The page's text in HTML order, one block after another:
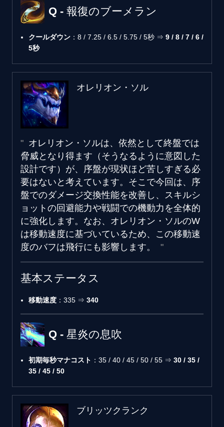
Q - 報復のブーメラン
クールダウン ：8 / 7.25 / 6.5 / 5.75 / 5秒 ⇒ 9 / 8 / 7 / 6 /
5秒
オレリオン・ソル
オレリオン・ソルは、依然として終盤では
脅威となり得ます（そうなるように意図した
設計です）が、序盤が現状ほど苦しすぎる必
要はないと考えています。そこで今回は、序
盤でのダメージ交換性能を改善し、スキルシ
ョットの回避能力や戦闘での機動力を全体的
に強化します。なお、オレリオン・ソルのW
は移動速度に基づいているため、この移動速
度のバフは飛行にも影響します。
基本ステータス
移動速度 ：335 ⇒ 340
Q - 星炎の息吹
初期毎秒マナコスト ：35 / 40 / 45 / 50 / 55 ⇒ 30 / 35 /
35 / 45 / 50
ブリッツクランク